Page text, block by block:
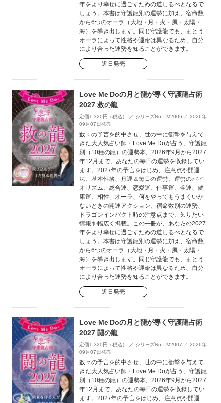
年をより幸せに過ごすための道しるべとなるで
しょう。本書は守護龍別の運勢に加え、宿命数
から6つのオーラ（大地・月・火・風・太陽・
海）を導き出します。同じ守護龍でも、まとう
オーラによって性格や運命は異なるため、自分
により合った運勢を知ることができます。
近日発売
Love Me Doの月と龍が導く守護龍占術
2027 救の龍
定価1,320円（税込） ／ シリーズNo：M2006 ／ 2026年
09月07日発売
数々の予言を的中させ、世の中に衝撃を与えて
きた大人気占い師・Love Me Doが占う、守護龍
別（10種の龍）の運勢本。2026年9月から2027
年12月まで、あなたの毎日の運勢を収録してい
ます。2027年の予言をはじめ、注意点や開運
法、基本性格、月運＆毎日の運勢、運勢のバイ
オリズム、総合運、恋愛運、仕事運、金運、健
康運、相性、オーラ、何をやってもうまくいか
ないときの開運アクション、宿命数別の運勢、
ドラゴンインパクト時の注意点まで、知りたい
情報を幅広く掲載。この一冊が、あなたの2027
年をより幸せに過ごすための道しるべとなるで
しょう。本書は守護龍別の運勢に加え、宿命数
から6つのオーラ（大地・月・火・風・太陽・
海）を導き出します。同じ守護龍でも、まとう
オーラによって性格や運命は異なるため、自分
により合った運勢を知ることができます。
近日発売
Love Me Doの月と龍が導く守護龍占術
2027 闘の龍
定価1,320円（税込） ／ シリーズNo：M2007 ／ 2026年
09月07日発売
数々の予言を的中させ、世の中に衝撃を与えて
きた大人気占い師・Love Me Doが占う、守護龍
別（10種の龍）の運勢本。2026年9月から2027
年12月まで、あなたの毎日の運勢を収録してい
ます。2027年の予言をはじめ、注意点や開運